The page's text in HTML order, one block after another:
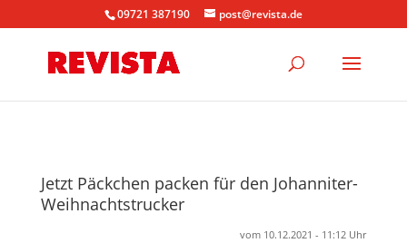
09721 387190 post@revista.de
Jetzt Päckchen packen für den Johanniter-
Weihnachtstrucker
vom 10.12.2021 - 11:12 Uhr